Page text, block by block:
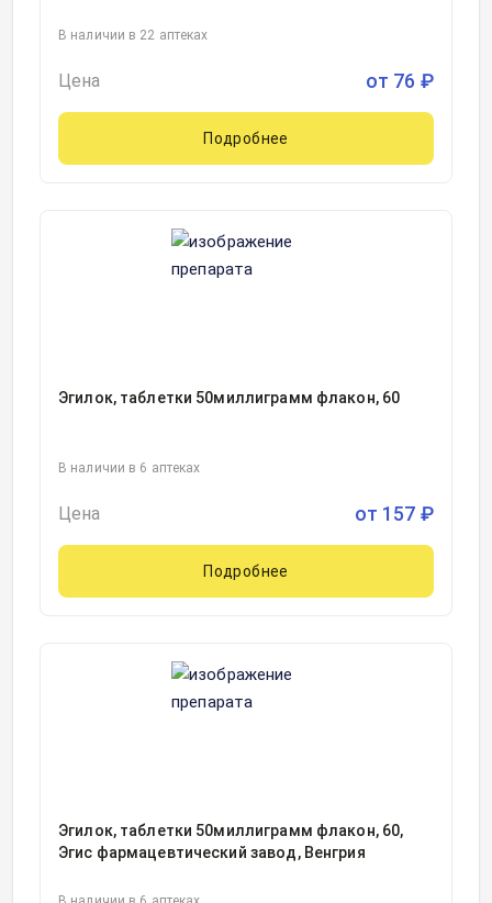
В наличии в 22 аптеках
Цена от 76 ₽
Подробнее
Эгилок, таблетки 50миллиграмм флакон, 60
В наличии в 6 аптеках
Цена от 157 ₽
Подробнее
Эгилок, таблетки 50миллиграмм флакон, 60,
Эгис фармацевтический завод, Венгрия